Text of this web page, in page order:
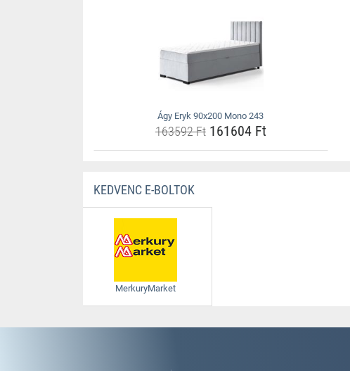
Ágy Eryk 90x200 Mono 243
163592 Ft161604 Ft
KEDVENC E-BOLTOK
MerkuryMarket